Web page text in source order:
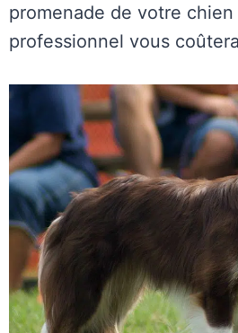
promenade de votre chien
professionnel vous coûtera